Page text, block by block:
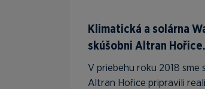
Klimatická a solárna
skúšobni Altran Hořice.
V priebehu roku 2018
Altran Hořice pripravili